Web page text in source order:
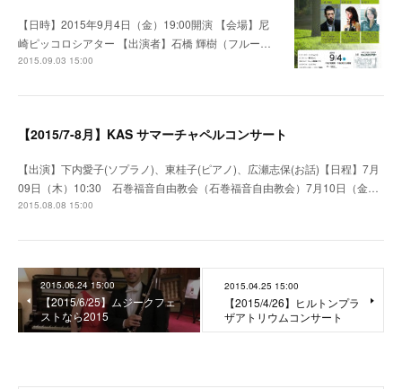
【日時】2015年9月4日（金）19:00開演 【会場】尼
崎ピッコロシアター 【出演者】石橋 輝樹（フルー…
2015.09.03 15:00
【2015/7-8月】KAS サマーチャペルコンサート
【出演】下内愛子(ソプラノ)、東桂子(ピアノ)、広瀬志保(お話)【日程】7月
09日（木）10:30 石巻福音自由教会（石巻福音自由教会）7月10日（金…
2015.08.08 15:00
2015.06.24 15:00
【2015/6/25】ムジークフェ
ストなら2015
2015.04.25 15:00
【2015/4/26】ヒルトンプラ
ザアトリウムコンサート